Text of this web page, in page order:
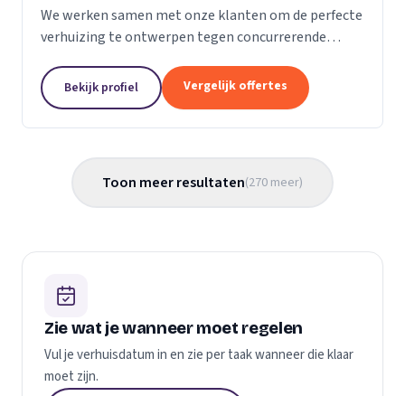
We werken samen met onze klanten om de perfecte
verhuizing te ontwerpen tegen concurrerende
weten dat verhuizen een stressvol proces kan zijn.
Daarom...
Bekijk profiel Vergelijk offertes
Toon meer resultaten(270 meer)
Zie wat je wanneer moet regelen
Vul je verhuisdatum in en zie per taak wanneer die klaar
moet zijn.